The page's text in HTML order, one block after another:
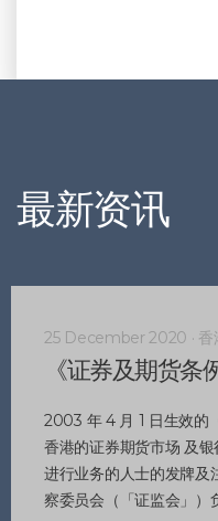
最新资讯
25 December 2020 · 香
《证券及期货条
2003 年 4 月 1 日生效的
香港的证券期货市场 及
进行业务的人士的发牌及
察委员会（「证监会」）